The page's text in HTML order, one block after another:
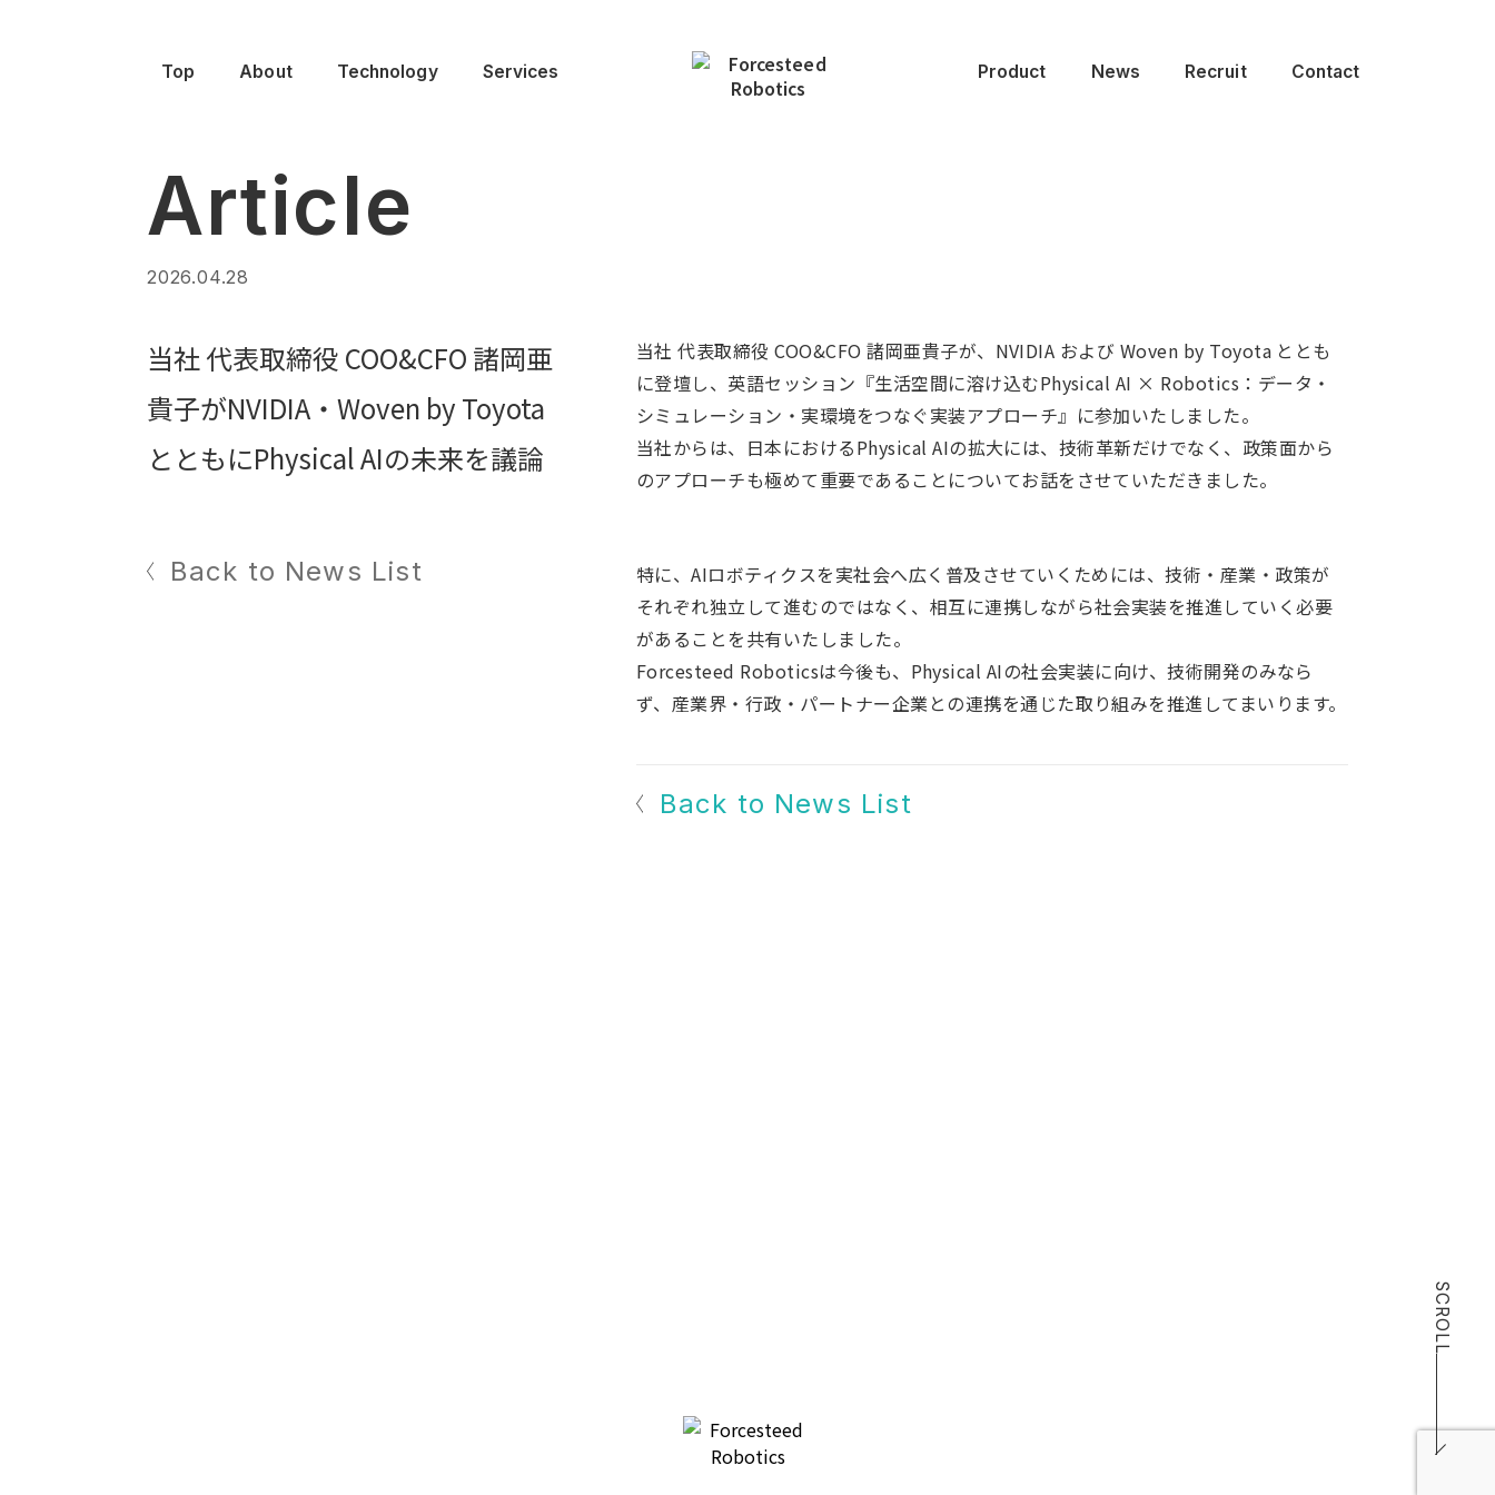
Top About Technology Services Product News Recruit Contact
Article
2026.04.28
当社 代表取締役 COO&CFO 諸岡亜
貴子がNVIDIA・Woven by Toyota
とともにPhysical AIの未来を議論
Back to News List
当社 代表取締役 COO&CFO 諸岡亜貴子が、NVIDIA および Woven by Toyota ととも
に登壇し、英語セッション『生活空間に溶け込むPhysical AI × Robotics：データ・
シミュレーション・実環境をつなぐ実装アプローチ』に参加いたしました。
当社からは、日本におけるPhysical AIの拡大には、技術革新だけでなく、政策面から
のアプローチも極めて重要であることについてお話をさせていただきました。
特に、AIロボティクスを実社会へ広く普及させていくためには、技術・産業・政策が
それぞれ独立して進むのではなく、相互に連携しながら社会実装を推進していく必要
があることを共有いたしました。
Forcesteed Roboticsは今後も、Physical AIの社会実装に向け、技術開発のみなら
ず、産業界・行政・パートナー企業との連携を通じた取り組みを推進してまいります。
Back to News List